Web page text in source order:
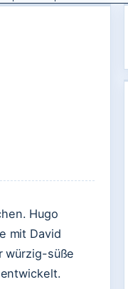
Hugo
mit David
würzig-süße